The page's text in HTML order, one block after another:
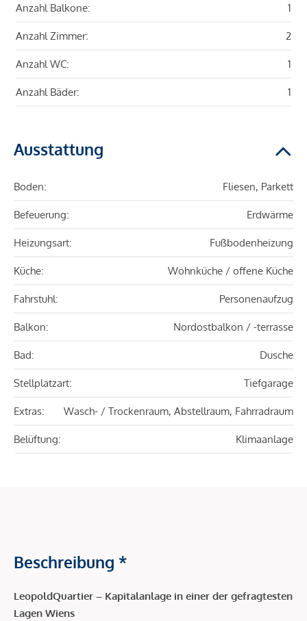
Anzahl Balkone: 1
Anzahl Zimmer: 2
Anzahl WC: 1
Anzahl Bäder: 1
Ausstattung
Boden: Fliesen, Parkett
Befeuerung: Erdwärme
Heizungsart: Fußbodenheizung
Küche: Wohnküche / offene Küche
Fahrstuhl: Personenaufzug
Balkon: Nordostbalkon / -terrasse
Bad: Dusche
Stellplatzart: Tiefgarage
Extras: Wasch- / Trockenraum, Abstellraum, Fahrradraum
Belüftung: Klimaanlage
Beschreibung *
LeopoldQuartier – Kapitalanlage in einer der gefragtesten
Lagen Wiens